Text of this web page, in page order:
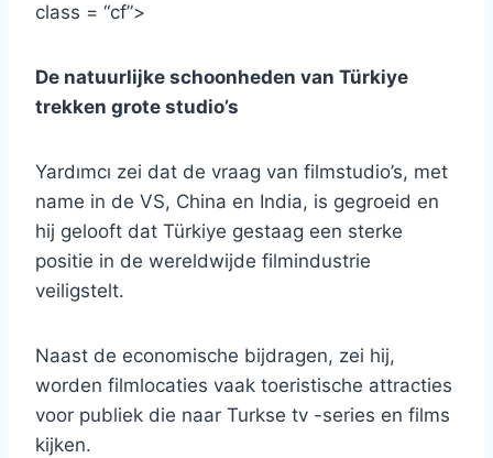
class = “cf”>
De natuurlijke schoonheden van Türkiye
trekken grote studio’s
Yardımcı zei dat de vraag van filmstudio’s, met
name in de VS, China en India, is gegroeid en
hij gelooft dat Türkiye gestaag een sterke
positie in de wereldwijde filmindustrie
veiligstelt.
Naast de economische bijdragen, zei hij,
worden filmlocaties vaak toeristische attracties
voor publiek die naar Turkse tv -series en films
kijken.